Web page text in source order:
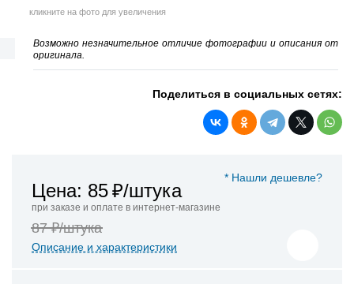
кликните на фото для увеличения
Возможно незначительное отличие фотографии и описания от
оригинала.
Поделиться в социальных сетях:
* Нашли дешевле?
Цена: 85₽/штука
при заказе и оплате в интернет-магазине
87 ₽/штука
Описание и характеристики